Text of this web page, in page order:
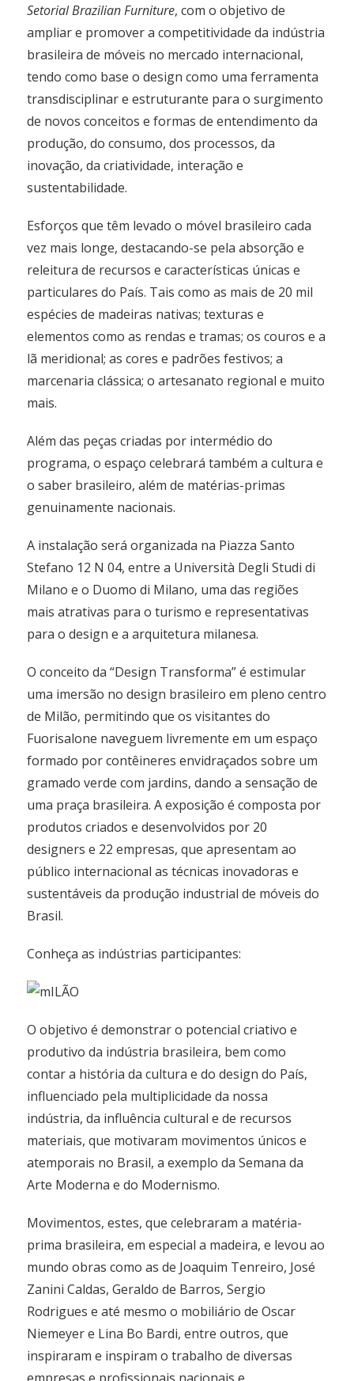
Setorial Brazilian Furniture, com o objetivo de
ampliar e promover a competitividade da indústria
brasileira de móveis no mercado internacional,
tendo como base o design como uma ferramenta
transdisciplinar e estruturante para o surgimento
de novos conceitos e formas de entendimento da
produção, do consumo, dos processos, da
inovação, da criatividade, interação e
sustentabilidade.
Esforços que têm levado o móvel brasileiro cada
vez mais longe, destacando-se pela absorção e
releitura de recursos e características únicas e
particulares do País. Tais como as mais de 20 mil
espécies de madeiras nativas; texturas e
elementos como as rendas e tramas; os couros e a
lã meridional; as cores e padrões festivos; a
marcenaria clássica; o artesanato regional e muito
mais.
Além das peças criadas por intermédio do
programa, o espaço celebrará também a cultura e
o saber brasileiro, além de matérias-primas
genuinamente nacionais.
A instalação será organizada na Piazza Santo
Stefano 12 N 04, entre a Università Degli Studi di
Milano e o Duomo di Milano, uma das regiões
mais atrativas para o turismo e representativas
para o design e a arquitetura milanesa.
O conceito da “Design Transforma” é estimular
uma imersão no design brasileiro em pleno centro
de Milão, permitindo que os visitantes do
Fuorisalone naveguem livremente em um espaço
formado por contêineres envidraçados sobre um
gramado verde com jardins, dando a sensação de
uma praça brasileira. A exposição é composta por
produtos criados e desenvolvidos por 20
designers e 22 empresas, que apresentam ao
público internacional as técnicas inovadoras e
sustentáveis da produção industrial de móveis do
Brasil.
Conheça as indústrias participantes:
O objetivo é demonstrar o potencial criativo e
produtivo da indústria brasileira, bem como
contar a história da cultura e do design do País,
influenciado pela multiplicidade da nossa
indústria, da influência cultural e de recursos
materiais, que motivaram movimentos únicos e
atemporais no Brasil, a exemplo da Semana da
Arte Moderna e do Modernismo.
Movimentos, estes, que celebraram a matéria-
prima brasileira, em especial a madeira, e levou ao
mundo obras como as de Joaquim Tenreiro, José
Zanini Caldas, Geraldo de Barros, Sergio
Rodrigues e até mesmo o mobiliário de Oscar
Niemeyer e Lina Bo Bardi, entre outros, que
inspiraram e inspiram o trabalho de diversas